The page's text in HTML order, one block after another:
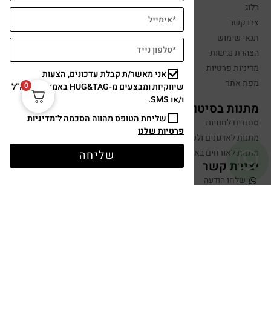
בלוג
צרו קשר
תנאי שימוש
הצהרת נגישות
מדיניות פרטיות
מפת אתר
מתנות בסיטונאות
סטנדים לחנויות
מתנות לארגונים ולעובדים
מתנות לאורחים באירועים
יצירת קשר
שלחו הודעה
0
אני מאשר/ת קבלת עדכונים, הצעות
שיווקיות ומבצעים מ-HUG&TAG באמצעות דוא”ל
ו/או SMS.
שליחת הטופס מהווה הסכמה ל־מדיניות
פרטיות שלנו
שליחה